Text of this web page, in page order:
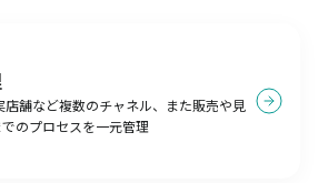
店舗など複数のチャネル、また販売や見
のプロセスを一元管理